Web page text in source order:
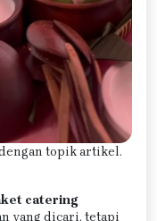
topik artikel.
catering
yang dicari, tetapi